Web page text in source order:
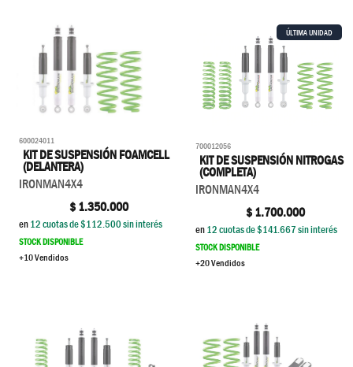
600024011
KIT DE SUSPENSIÓN FOAMCELL
(DELANTERA)
IRONMAN4X4
$1.350.000
en12cuotas de $112.500sin interés
STOCK DISPONIBLE
+10 Vendidos
ÚLTIMA UNIDAD
700012056
KIT DE SUSPENSIÓN NITROGAS
(COMPLETA)
IRONMAN4X4
$1.700.000
en12cuotas de $141.667sin interés
STOCK DISPONIBLE
+20 Vendidos